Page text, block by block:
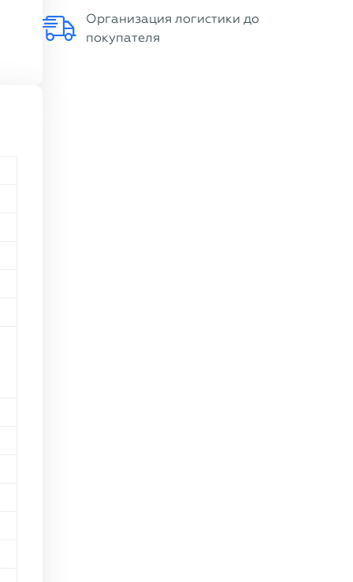
Организация логистики до
покупателя